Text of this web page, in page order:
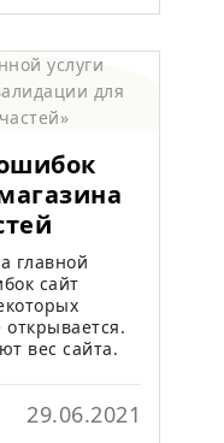
главной
сайт
вес сайта.
29.06.2021